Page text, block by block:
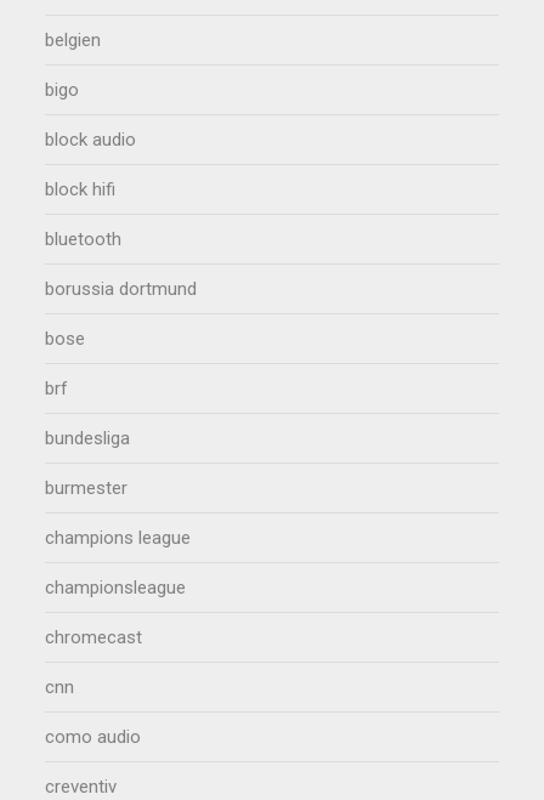
belgien
bigo
block audio
block hifi
bluetooth
borussia dortmund
bose
brf
bundesliga
burmester
champions league
championsleague
chromecast
cnn
como audio
creventiv